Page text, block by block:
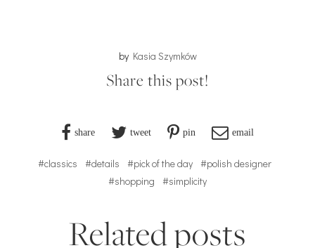
by Kasia Szymków
Share this post!
share tweet pin email
#classics #details #pick of the day
#polish designer
#shopping
#simplicity
Related posts